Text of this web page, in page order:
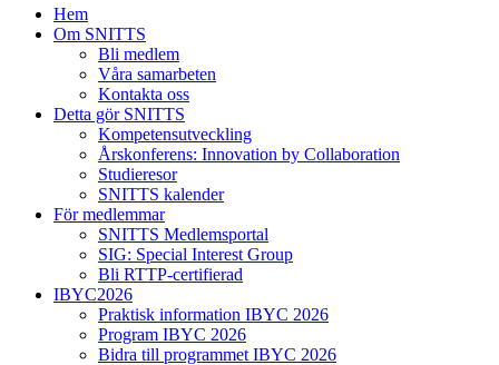
Hem
Om SNITTS
Bli medlem
Våra samarbeten
Kontakta oss
Detta gör SNITTS
Kompetensutveckling
Årskonferens: Innovation by Collaboration
Studieresor
SNITTS kalender
För medlemmar
SNITTS Medlemsportal
SIG: Special Interest Group
Bli RTTP-certifierad
IBYC2026
Praktisk information IBYC 2026
Program IBYC 2026
Bidra till programmet IBYC 2026